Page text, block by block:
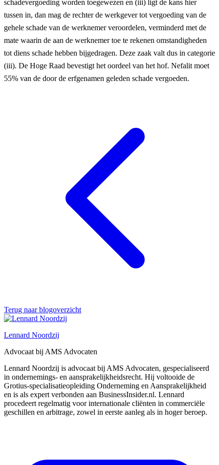
schadevergoeding worden toegewezen en (iii) ligt de kans hier
tussen in, dan mag de rechter de werkgever tot vergoeding van de
gehele schade van de werknemer veroordelen, verminderd met de
mate waarin de aan de werknemer toe te rekenen omstandigheden
tot diens schade hebben bijgedragen. Deze zaak valt dus in categorie
(iii). De Hoge Raad bevestigt het oordeel van het hof. Nefalit moet
55% van de door de erfgenamen geleden schade vergoeden.
Terug naar blogoverzicht
Lennard Noordzij
Advocaat bij AMS Advocaten
Lennard Noordzij is advocaat bij AMS Advocaten, gespecialiseerd
in ondernemings- en aansprakelijkheidsrecht. Hij voltooide de
Grotius-specialisatieopleiding Onderneming en Aansprakelijkheid
en is als expert verbonden aan BusinessInsider.nl. Lennard
procedeert regelmatig voor internationale cliënten in commerciële
geschillen en arbitrage, zowel in eerste aanleg als in hoger beroep.